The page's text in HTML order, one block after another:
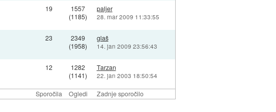
Sporočila Ogledi Zadnje sporočilo
19
1557
(1185)
paljer
28. mar 2009 11:33:55
23
2349
(1958)
glaš
14. jan 2009 23:56:43
12
1282
(1141)
Tarzan
22. jan 2003 18:50:54